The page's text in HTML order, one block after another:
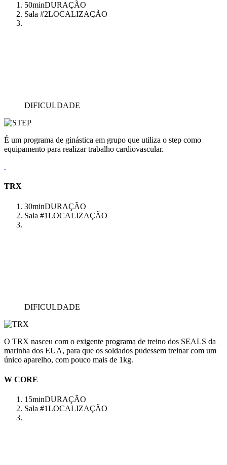
50minDURAÇÃO
Sala #2LOCALIZAÇÃO
DIFICULDADE
É um programa de ginástica em grupo que utiliza o step como
equipamento para realizar trabalho cardiovascular.
TRX
30minDURAÇÃO
Sala #1LOCALIZAÇÃO
DIFICULDADE
O TRX nasceu com o exigente programa de treino dos SEALS da
marinha dos EUA, para que os soldados pudessem treinar com um
único aparelho, com pouco mais de 1kg.
W CORE
15minDURAÇÃO
Sala #1LOCALIZAÇÃO